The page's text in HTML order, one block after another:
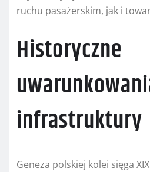
ruchu pasażerskim, jak i
Historyczne
infrastruktury
Geneza polskiej kolei sięga